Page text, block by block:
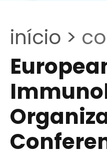
início >